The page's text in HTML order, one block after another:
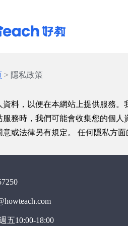
> 隱私政策
料，以便在本網站上提供服務
務時，我們可能會收集您的個
或法律另有規定。 任何隱私方面
五10:00-18:00